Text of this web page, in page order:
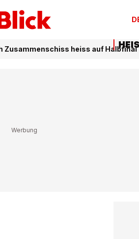
Zusammenschiss heiss auf Halbfinal